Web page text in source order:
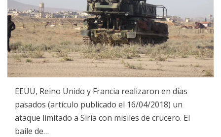
EEUU, Reino Unido y Francia realizaron en días
pasados (artículo publicado el 16/04/2018) un
ataque limitado a Siria con misiles de crucero. El
baile de…